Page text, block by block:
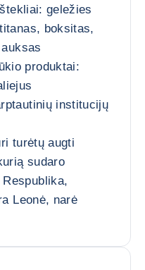
geležies
boksitas,
produktai:
institucijų
turėtų augti
sudaro
Leonė, narė